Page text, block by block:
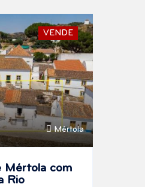
VENDE
Mértola
Mértola com
Rio